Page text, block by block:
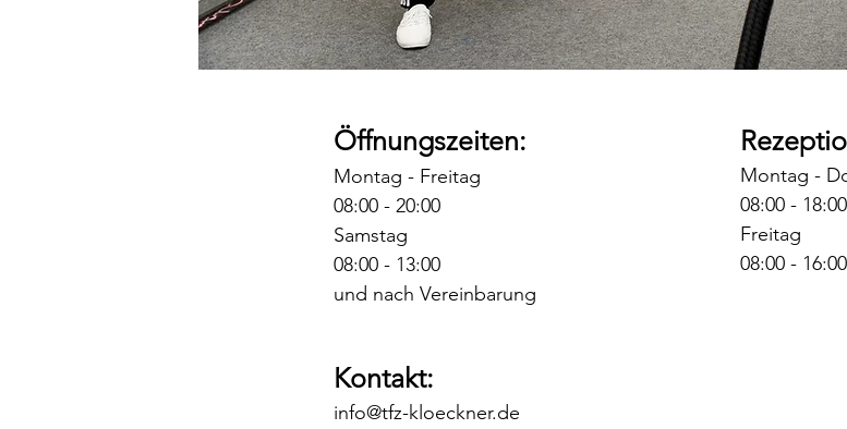
Öffnungszeiten:
Montag - Freitag
08:00 - 20:00
Samstag
08:00 - 13:00
und nach Vereinbarung
Montag -
08:00 - 18:00
Freitag
08:00 - 16:00
Kontakt:
info@tfz-kloeckner.de